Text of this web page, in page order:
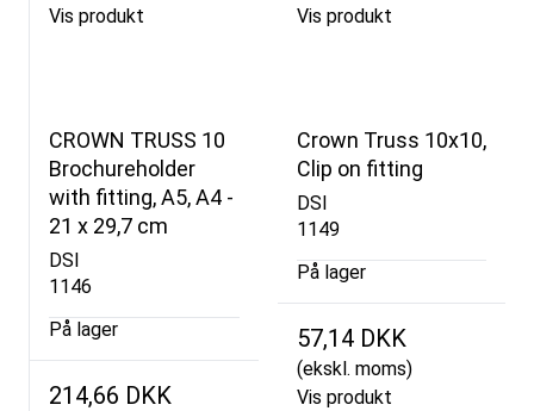
Vis produkt
Vis produkt
CROWN TRUSS 10
Brochureholder
with fitting, A5, A4 -
21 x 29,7 cm
DSI
1146
På lager
214,66 DKK
Crown Truss 10x10,
Clip on fitting
DSI
1149
På lager
57,14 DKK
(ekskl. moms)
Vis produkt